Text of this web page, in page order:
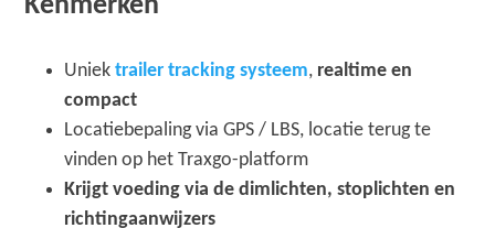
Kenmerken
Uniektrailer tracking systeem, realtime en
compact
Locatiebepaling via GPS / LBS, locatie terug te
vinden op het Traxgo-platform
Krijgt voeding via de dimlichten, stoplichten en
richtingaanwijzers